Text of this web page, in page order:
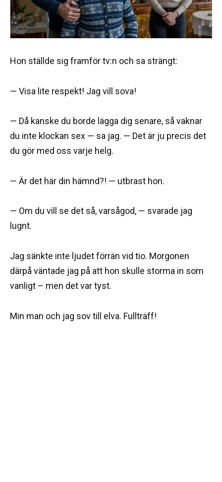
Hon ställde sig framför tv:n och sa strängt:
— Visa lite respekt! Jag vill sova!
— Då kanske du borde lägga dig senare, så vaknar
du inte klockan sex — sa jag. — Det är ju precis det
du gör med oss varje helg.
— Är det här din hämnd?! — utbrast hon.
— Om du vill se det så, varsågod, — svarade jag
lugnt.
Jag sänkte inte ljudet förrän vid tio. Morgonen
därpå väntade jag på att hon skulle storma in som
vanligt – men det var tyst.
Min man och jag sov till elva. Fullträff!